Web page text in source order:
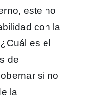
este no
con la
es el
de
si no
la